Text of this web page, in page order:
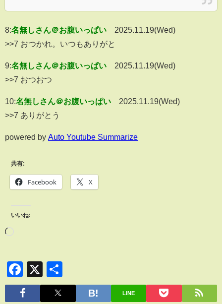
8:名無しさん＠お腹いっぱい
2025.11.19(Wed)
>>7 おつかれ。いつもありがと
9:名無しさん＠お腹いっぱい
2025.11.19(Wed)
>>7 おつおつ
10:名無しさん＠お腹いっぱい
2025.11.19(Wed)
>>7 ありがとう
powered by Auto Youtube Summarize
共有:
Facebook X
いいね:
Facebook
X
有
LINE